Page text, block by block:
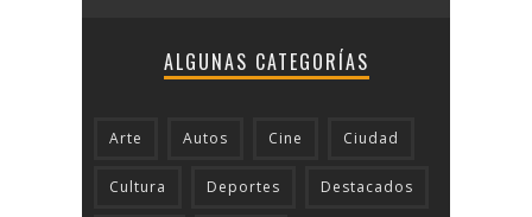
ALGUNAS CATEGORÍAS
Arte Autos Cine Ciudad
Cultura Deportes Destacados